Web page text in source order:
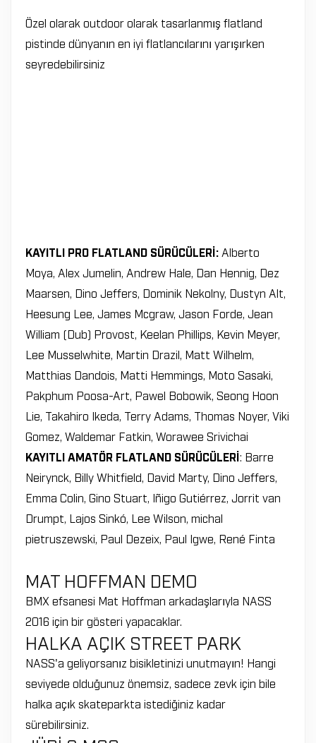
Özel olarak outdoor olarak tasarlanmış flatland
pistinde dünyanın en iyi flatlancılarını yarışırken
seyredebilirsiniz
KAYITLI PRO FLATLAND SÜRÜCÜLERİ: Alberto
Moya, Alex Jumelin, Andrew Hale, Dan Hennig, Dez
Maarsen, Dino Jeffers, Dominik Nekolny, Dustyn Alt,
Heesung Lee, James Mcgraw, Jason Forde, Jean
William (Dub) Provost, Keelan Phillips, Kevin Meyer,
Lee Musselwhite, Martin Drazil, Matt Wilhelm,
Matthias Dandois, Matti Hemmings, Moto Sasaki,
Pakphum Poosa-Art, Pawel Bobowik, Seong Hoon
Lie, Takahiro Ikeda, Terry Adams, Thomas Noyer, Viki
Gomez, Waldemar Fatkin, Worawee Srivichai
KAYITLI AMATÖR FLATLAND SÜRÜCÜLERİ: Barre
Neirynck, Billy Whitfield, David Marty, Dino Jeffers,
Emma Colin, Gino Stuart, Iñigo Gutiérrez, Jorrit van
Drumpt, Lajos Sinkó, Lee Wilson, michal
pietruszewski, Paul Dezeix, Paul Igwe, René Finta
MAT HOFFMAN DEMO
BMX efsanesi Mat Hoffman arkadaşlarıyla NASS
2016 için bir gösteri yapacaklar.
HALKA AÇIK STREET PARK
NASS'a geliyorsanız bisikletinizi unutmayın! Hangi
seviyede olduğunuz önemsiz, sadece zevk için bile
halka açık skateparkta istediğiniz kadar
sürebilirsiniz.